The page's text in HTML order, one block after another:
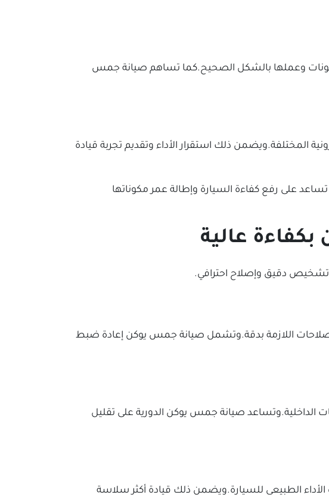
وعملها بالشكل الصحيح.كما تساهم صيانة جمس
المختلفة.ويضمن ذلك استقرار الأداء وتقديم تجربة قيادة
على رفع كفاءة السيارة وإطالة عمر مكوناتها
عالية
تشخيص دقيق وإصلاح احترافي.
الإصلاحات اللازمة بدقة.وتشمل صيانة جمس يوكن إعادة ضبط
الداخلية.وتساعد صيانة جمس يوكن الدورية على تقليل
الأداء الطبيعي للسيارة.ويضمن ذلك قيادة أكثر سلاسة